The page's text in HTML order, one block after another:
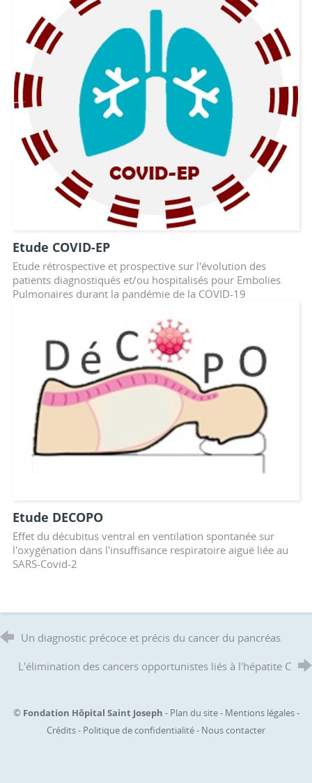
Etude COVID-EP
Etude rétrospective et prospective sur l'évolution des
patients diagnostiqués et/ou hospitalisés pour Embolies
Pulmonaires durant la pandémie de la COVID-19
Etude DECOPO
Effet du décubitus ventral en ventilation spontanée sur
l'oxygénation dans l'insuffisance respiratoire aiguë liée au
SARS-Covid-2
Un diagnostic précoce et précis du cancer du pancréas
L'élimination des cancers opportunistes liés à l'hépatite C
© Fondation Hôpital Saint Joseph - Plan du site- Mentions légales-
Crédits- Politique de confidentialité- Nous contacter